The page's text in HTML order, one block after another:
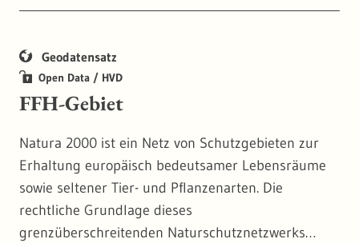
Geodatensatz
Open Data / HVD
FFH-Gebiet
Natura 2000 ist ein Netz von Schutzgebieten zur
Erhaltung europäisch bedeutsamer Lebensräume
sowie seltener Tier- und Pflanzenarten. Die
rechtliche Grundlage dieses
grenzüberschreitenden Naturschutznetzwerks